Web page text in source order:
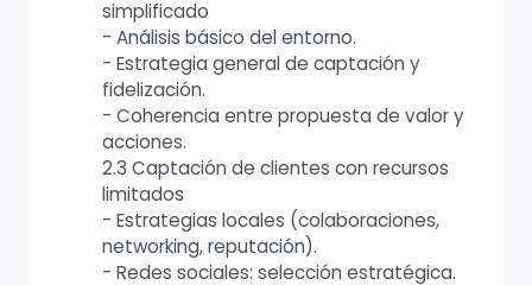
simplificado
- Análisis básico del entorno.
- Estrategia general de captación y
fidelización.
- Coherencia entre propuesta de valor y
acciones.
2.3 Captación de clientes con recursos
limitados
- Estrategias locales (colaboraciones,
networking, reputación).
- Redes sociales: selección estratégica.